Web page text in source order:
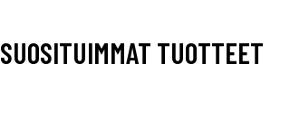
SUOSITUIMMAT TUOTTEET